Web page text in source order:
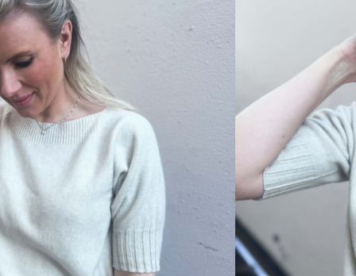
utsolgt og ikke lenger
elegant overdel som har en kort erm.
inne i dressjakker, blazere nå utover ..
18% polyamid, 10% uld
retur